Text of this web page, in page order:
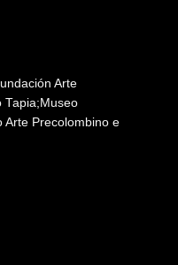
Arte
Tapia;Museo
Arte Precolombino e